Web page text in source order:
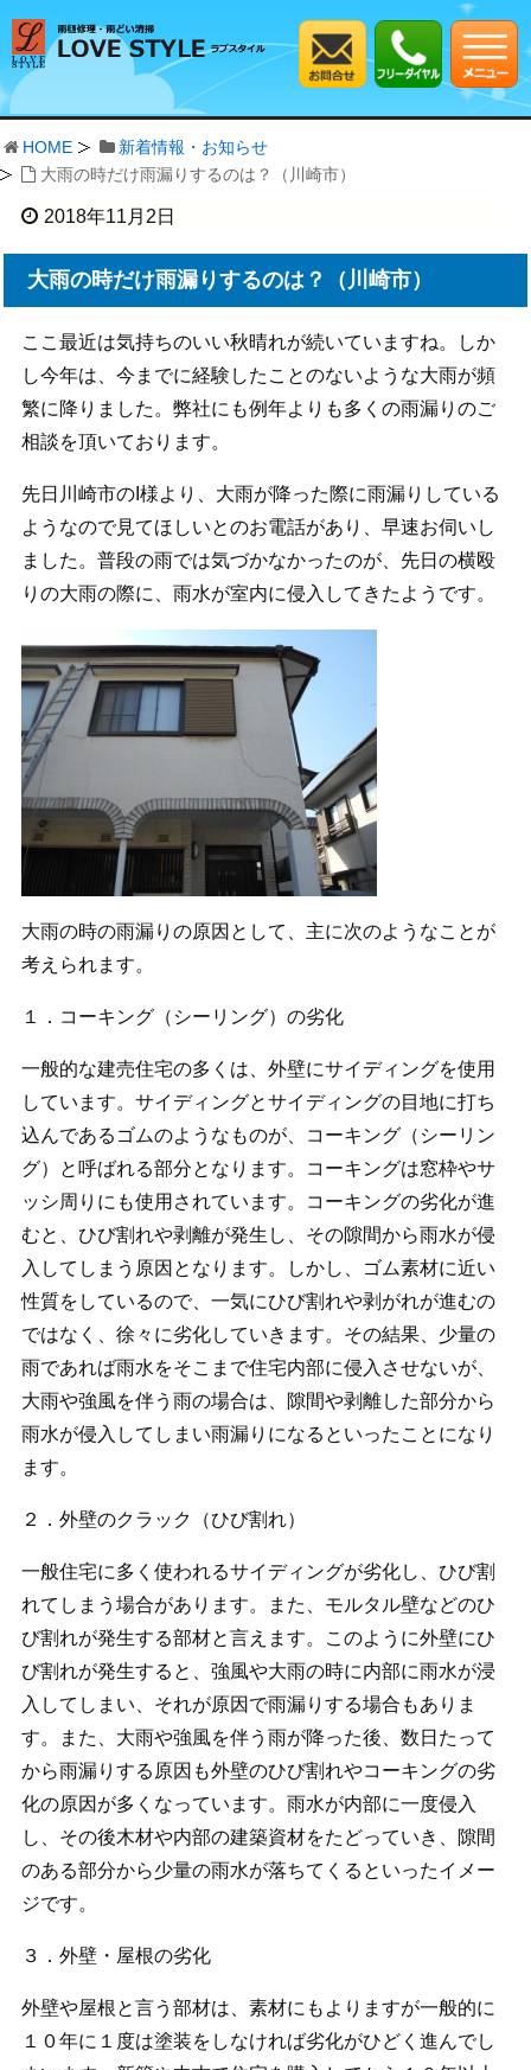
HOME
新着情報・お知らせ
大雨の時だけ雨漏りするのは？（川崎市）
2018年11月2日
大雨の時だけ雨漏りするのは？（川崎市）
ここ最近は気持ちのいい秋晴れが続いていますね。しか
し今年は、今までに経験したことのないような大雨が頻
繁に降りました。弊社にも例年よりも多くの雨漏りのご
相談を頂いております。
先日川崎市のI様より、大雨が降った際に雨漏りしている
ようなので見てほしいとのお電話があり、早速お伺いし
ました。普段の雨では気づかなかったのが、先日の横殴
りの大雨の際に、雨水が室内に侵入してきたようです。
大雨の時の雨漏りの原因として、主に次のようなことが
考えられます。
１．コーキング（シーリング）の劣化
一般的な建売住宅の多くは、外壁にサイディングを使用
しています。サイディングとサイディングの目地に打ち
込んであるゴムのようなものが、コーキング（シーリン
グ）と呼ばれる部分となります。コーキングは窓枠やサ
ッシ周りにも使用されています。コーキングの劣化が進
むと、ひび割れや剥離が発生し、その隙間から雨水が侵
入してしまう原因となります。しかし、ゴム素材に近い
性質をしているので、一気にひび割れや剥がれが進むの
ではなく、徐々に劣化していきます。その結果、少量の
雨であれば雨水をそこまで住宅内部に侵入させないが、
大雨や強風を伴う雨の場合は、隙間や剥離した部分から
雨水が侵入してしまい雨漏りになるといったことになり
ます。
２．外壁のクラック（ひび割れ）
一般住宅に多く使われるサイディングが劣化し、ひび割
れてしまう場合があります。また、モルタル壁などのひ
び割れが発生する部材と言えます。このように外壁にひ
び割れが発生すると、強風や大雨の時に内部に雨水が浸
入してしまい、それが原因で雨漏りする場合もありま
す。また、大雨や強風を伴う雨が降った後、数日たって
から雨漏りする原因も外壁のひび割れやコーキングの劣
化の原因が多くなっています。雨水が内部に一度侵入
し、その後木材や内部の建築資材をたどっていき、隙間
のある部分から少量の雨水が落ちてくるといったイメー
ジです。
３．外壁・屋根の劣化
外壁や屋根と言う部材は、素材にもよりますが一般的に
１０年に１度は塗装をしなければ劣化がひどく進んでし